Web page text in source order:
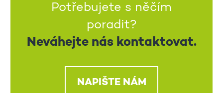
Potřebujete s něčím
poradit?
Neváhejte nás kontaktovat.
NAPIŠTE NÁM